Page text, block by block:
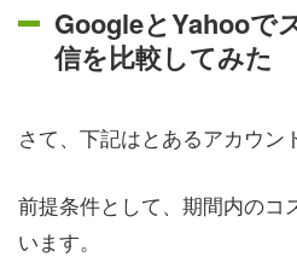
GoogleとYahooで
信を比較してみた
さて、下記はとあるアカウン
前提条件として、期間内のコ
います。